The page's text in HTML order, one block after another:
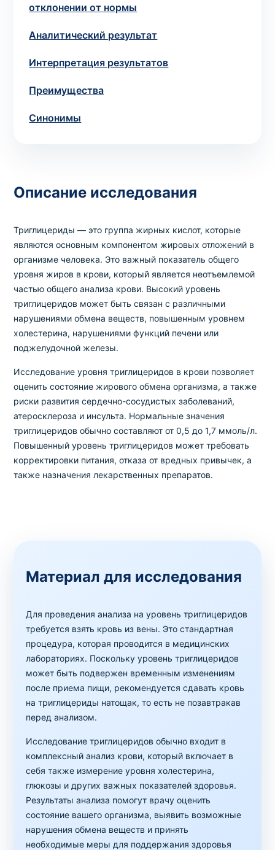
отклонении от нормы
Аналитический результат
Интерпретация результатов
Преимущества
Синонимы
Описание исследования
Триглицериды — это группа жирных кислот, которые
являются основным компонентом жировых отложений в
организме человека. Это важный показатель общего
уровня жиров в крови, который является неотъемлемой
частью общего анализа крови. Высокий уровень
триглицеридов может быть связан с различными
нарушениями обмена веществ, повышенным уровнем
холестерина, нарушениями функций печени или
поджелудочной железы.
Исследование уровня триглицеридов в крови позволяет
оценить состояние жирового обмена организма, а также
риски развития сердечно-сосудистых заболеваний,
атеросклероза и инсульта. Нормальные значения
триглицеридов обычно составляют от 0,5 до 1,7 ммоль/л.
Повышенный уровень триглицеридов может требовать
корректировки питания, отказа от вредных привычек, а
также назначения лекарственных препаратов.
Материал для исследования
Для проведения анализа на уровень триглицеридов
требуется взять кровь из вены. Это стандартная
процедура, которая проводится в медицинских
лабораториях. Поскольку уровень триглицеридов
может быть подвержен временным изменениям
после приема пищи, рекомендуется сдавать кровь
на триглицериды натощак, то есть не позавтракав
перед анализом.
Исследование триглицеридов обычно входит в
комплексный анализ крови, который включает в
себя также измерение уровня холестерина,
глюкозы и других важных показателей здоровья.
Результаты анализа помогут врачу оценить
состояние вашего организма, выявить возможные
нарушения обмена веществ и принять
необходимые меры для поддержания здоровья
Сохранить
Ваше имя
Выбрать клинику
Оформить заказ
Если вы не знаете, какие анализы вам
необходимы,запишитесь к врачуна
консультацию .
своевременного обновления размещённого на сайте
прайс-листа. Однако, чтобы избежать возможных
недоразумений, рекомендуем уточнять стоимость и
сроки выполнения исследований по телефонам,
указанным на сайте.